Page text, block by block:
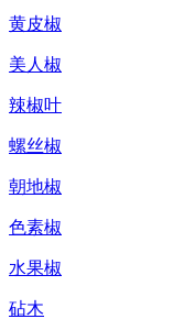
黄皮椒
美人椒
辣椒叶
螺丝椒
朝地椒
色素椒
水果椒
砧木